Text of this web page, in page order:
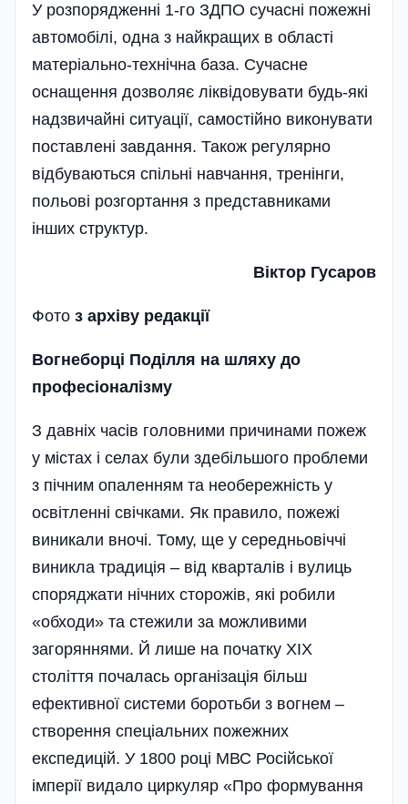
У розпорядженні 1-го ЗДПО сучасні пожежні
автомобілі, одна з найкращих в області
матеріально-технічна база. Сучасне
оснащення дозволяє ліквідовувати будь-які
надзвичайні ситуації, самостійно виконувати
поставлені завдання. Також регулярно
відбуваються спільні навчання, тренінги,
польові розгортання з представниками
інших структур.
Віктор Гусаров
Фото з архіву редакції
Вогнеборці Поділля на шляху до
професіоналізму
З давніх часів головними причинами пожеж
у містах і селах були здебі­льшого проблеми
з пічним опаленням та необережність у
освітленні свічками. Як правило, пожежі
виникали вночі. Тому, ще у середньовіччі
виникла традиція – від кварталів і вулиць
споряджати нічних сторожів, які робили
«обходи» та стежили за можливими
загоряннями. Й лише на початку ХІХ
століття почалась організація більш
ефективної системи боротьби з вогнем –
створення спеці­альних пожежних
експедицій. У 1800 році МВС Російської
імперії видало циркуляр «Про формування